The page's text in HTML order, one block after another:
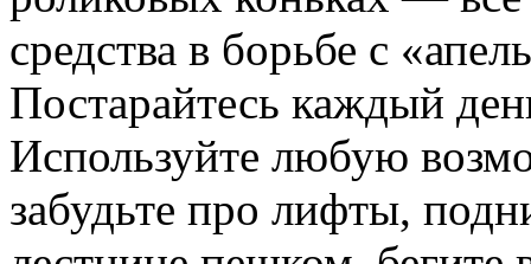
средства в борьбе с
Постарайтесь каждый
Используйте любую
забудьте про лифты,